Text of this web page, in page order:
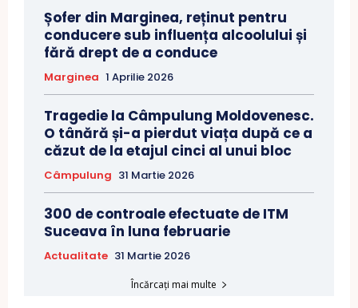
Șofer din Marginea, reținut pentru
conducere sub influența alcoolului și
fără drept de a conduce
Marginea 1 Aprilie 2026
Tragedie la Câmpulung Moldovenesc.
O tânără și-a pierdut viața după ce a
căzut de la etajul cinci al unui bloc
Câmpulung 31 Martie 2026
300 de controale efectuate de ITM
Suceava în luna februarie
Actualitate 31 Martie 2026
Încărcați mai multe